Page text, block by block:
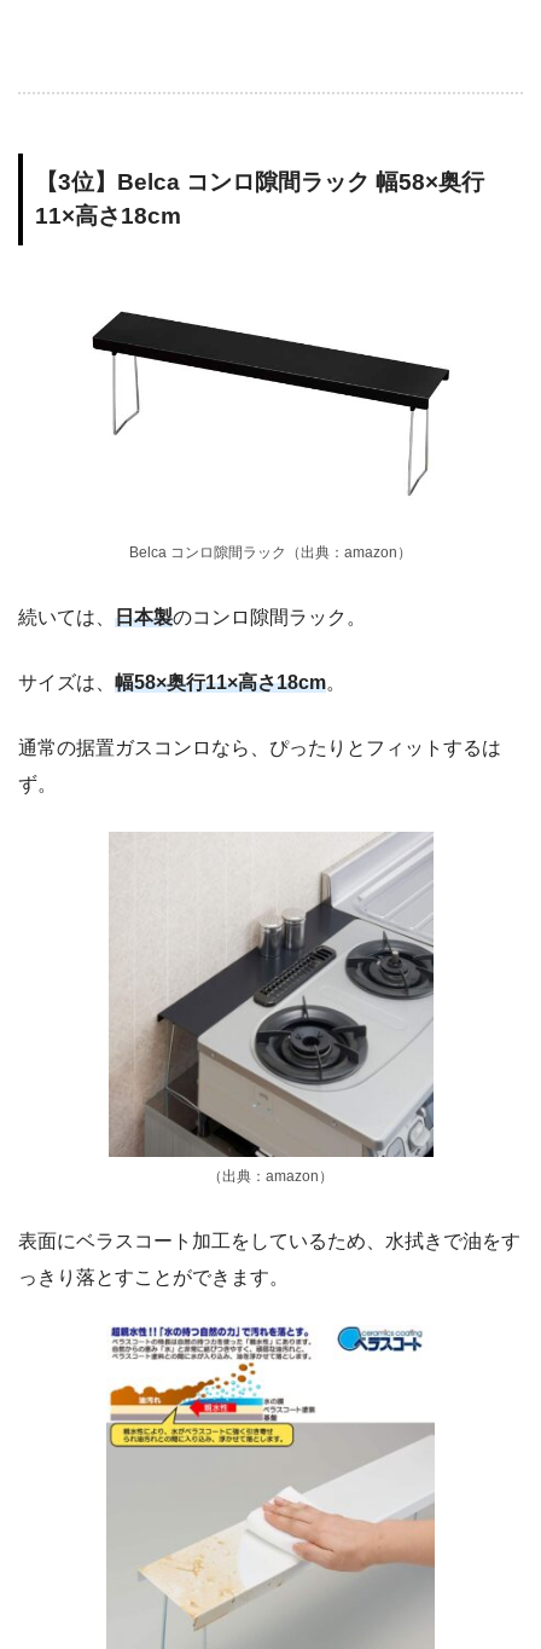
【3位】Belca コンロ隙間ラック 幅58×奥行
11×高さ18cm
Belca コンロ隙間ラック（出典：amazon）
続いては、 日本製のコンロ隙間ラック。
サイズは、 幅58×奥行11×高さ18cm。
通常の据置ガスコンロなら、ぴったりとフィットするは
ず。
（出典：amazon）
表面にベラスコート加工をしているため、水拭きで油をす
っきり落とすことができます。